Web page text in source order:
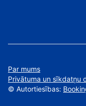
Par mums
Privātuma un sīkdatņu
© Autortiesības: